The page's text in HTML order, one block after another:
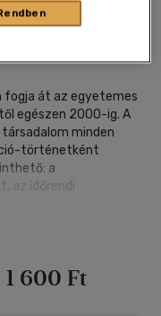
fogja át az egyetemes
egészen 2000-ig. A
minden
történetként
a
az időrendi
tematikai
érvényesítése
külön
1 600 Ft